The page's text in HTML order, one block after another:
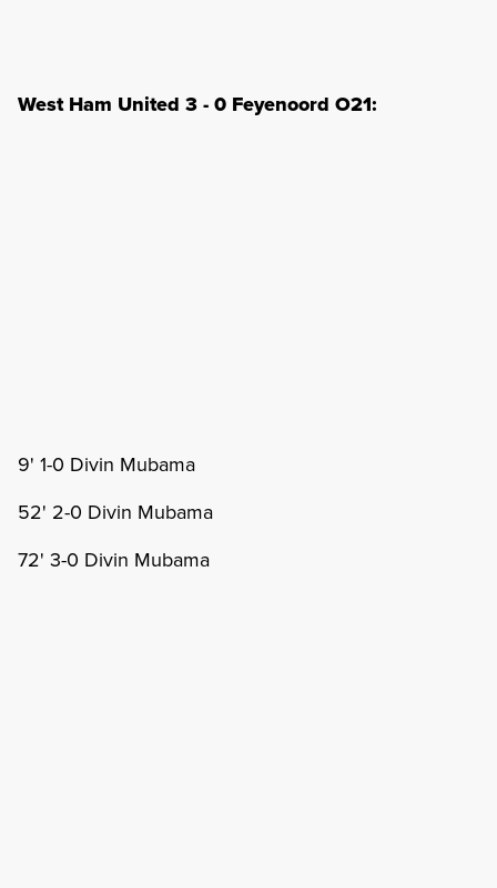
West Ham United 3 - 0 Feyenoord O21:
9' 1-0 Divin Mubama
52' 2-0 Divin Mubama
72' 3-0 Divin Mubama